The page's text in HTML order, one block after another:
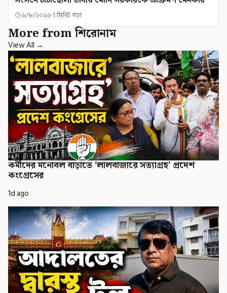
৬/৮/২০২৬ 1 মিনিট পড়া
More from শিরোনাম
View All →
কর্মীদের মনোবল বাড়াতে ‘লালবাজারে সত্যাগ্রহ’ প্রদেশ
কংগ্রেসের
1d ago